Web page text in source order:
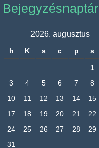
Bejegyzésnaptár
2026. augusztus
h K s c p s
1
3
4 5 6 7 8
10
11 12 13 14 15
17
18 19 20 21 22
24
25 26 27 28 29
31